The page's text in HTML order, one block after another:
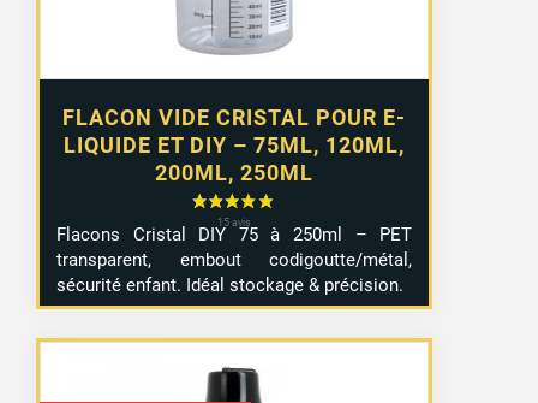
FLACON VIDE CRISTAL POUR E-
LIQUIDE ET DIY – 75ML, 120ML,
200ML, 250ML
Flacons Cristal DIY 75 à 250ml – PET
transparent, embout codigoutte/métal,
sécurité enfant. Idéal stockage & précision.